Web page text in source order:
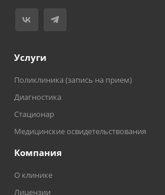
Услуги
Поликлиника (запись на прием)
Диагностика
Стационар
Медицинские освидетельствования
Компания
О клинике
Лицензии